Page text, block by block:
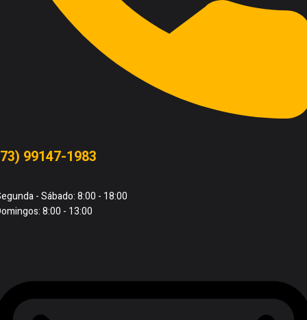
99147-1983
- Sábado: 8:00 - 18:00
8:00 - 13:00